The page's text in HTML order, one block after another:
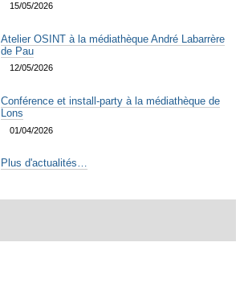
15/05/2026
Atelier OSINT à la médiathèque André Labarrère
de Pau
12/05/2026
Conférence et install-party à la médiathèque de
Lons
01/04/2026
Plus d'actualités…